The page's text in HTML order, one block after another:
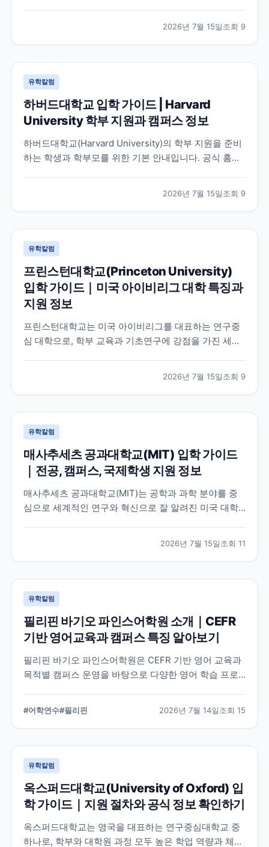
2026년 7월 15일조회 9
유학칼럼
하버드대학교 입학 가이드 | Harvard
University 학부 지원과 캠퍼스 정보
하버드대학교(Harvard University)의 학부 지원을 준비
하는 학생과 학부모를 위한 기본 안내입니다. 공식 홈페
2026년 7월 15일조회 9
유학칼럼
프린스턴대학교(Princeton University)
입학 가이드｜미국 아이비리그 대학 특징과
지원 정보
프린스턴대학교는 미국 아이비리그를 대표하는 연구중
심 대학으로, 학부 교육과 기초연구에 강점을 가진 세계
2026년 7월 15일조회 9
유학칼럼
매사추세츠 공과대학교(MIT) 입학 가이드
｜전공, 캠퍼스, 국제학생 지원 정보
매사추세츠 공과대학교(MIT)는 공학과 과학 분야를 중
심으로 세계적인 연구와 혁신으로 잘 알려진 미국 대학
2026년 7월 15일조회 11
유학칼럼
필리핀 바기오 파인스어학원 소개｜CEFR
기반 영어교육과 캠퍼스 특징 알아보기
필리핀 바기오 파인스어학원은 CEFR 기반 영어 교육과
목적별 캠퍼스 운영을 바탕으로 다양한 영어 학습 프로
생이 알아야 할 내용을 정리했습니다.
#어학연수#필리핀 2026년 7월 14일조회 15
유학칼럼
옥스퍼드대학교(University of Oxford) 입
학 가이드｜지원 절차와 공식 정보 확인하기
옥스퍼드대학교는 영국을 대표하는 연구중심대학교 중
하나로, 학부와 대학원 과정 모두 높은 학업 역량과 체계